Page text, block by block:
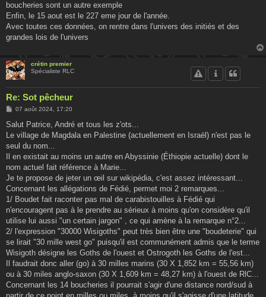
boucheries sont un autre exemple
Enfin, le 15 aout est le 227 eme jour de l'année.
Avec toutes ces données, on rentre dans l'univers des initiés et des
grandes lois de l'univers
crétin premier
Spécialiste RLC
Re: Sot pêcheur
M
s
a
g
07 août 2024, 17:20
Salut Patrice, André et tous les z'ots...
Le village de Magdala en Palestine (actuellement en Israël) n'est pas le
seul du nom...
Il en existait au moins un autre en Abyssinie (Éthiopie actuelle) dont le
nom actuel fait référence à Marie...
Je te propose de jeter un œil sur wikipédia, c'est assez intéressant...
Concernant les allégations de Fédié, permet moi 2 remarques...
1/ Boudet fait raconter pas mal de carabistouilles à Fédié qui
n'encouragent pas à le prendre au sérieux à moins qu'on considère qu'il
utilise lui aussi "un certain jargon" , ce qui amène à la remarque n°2...
2/ l'expression "30000 Wisigoths" peut très bien être une "boudeterie" qui
se lirait "30 mille west go" puisqu'il est communément admis que le terme
Wisigoth désigne les Goths de l'ouest et Ostrogoth les Goths de l'est...
Il faudrait donc aller (go) à 30 milles marins (30 X 1,852 km = 55,56 km)
ou à 30 miles anglo-saxon (30 X 1,609 km = 48,27 km) à l'ouest de RlC...
Concernant les 14 boucheries il pourrait s'agir d'une distance nord/sud à